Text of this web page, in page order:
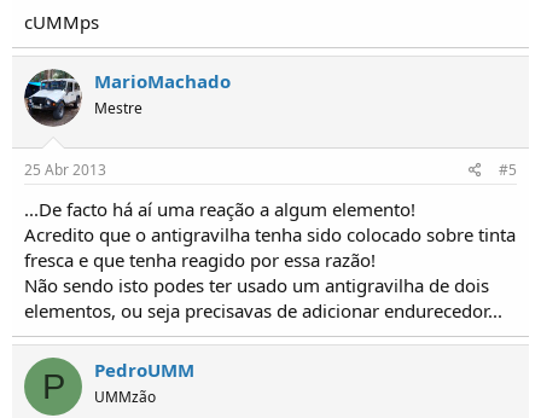
cUMMps
MarioMachado
Mestre
25 Abr 2013 #5
...De facto há aí uma reação a algum elemento!
Acredito que o antigravilha tenha sido colocado sobre tinta
fresca e que tenha reagido por essa razão!
Não sendo isto podes ter usado um antigravilha de dois
elementos, ou seja precisavas de adicionar endurecedor...
P PedroUMM
UMMzão